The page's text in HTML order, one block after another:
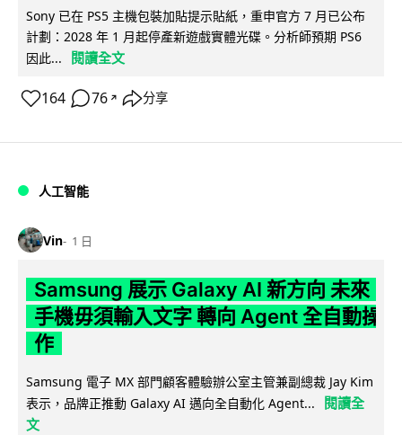
Sony 已在 PS5 主機包裝加貼提示貼紙，重申官方 7 月已公布
計劃：2028 年 1 月起停產新遊戲實體光碟。分析師預期 PS6
因此...
閱讀全文
164 76 ↗ 分享
人工智能
Vin 1 日
Samsung 展示 Galaxy AI 新方向 未來
手機毋須輸入文字 轉向 Agent 全自動操
作
Samsung 電子 MX 部門顧客體驗辦公室主管兼副總裁 Jay Kim
表示，品牌正推動 Galaxy AI 邁向全自動化 Agent...
閱讀全
文